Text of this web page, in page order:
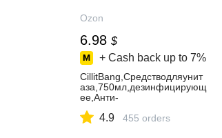
Ozon
6.98 $
+ Cash back up to 7%
CillitBang,Средстводляунит
аза,750мл,дезинфицирующ
ее,Анти-
4.9 455 orders